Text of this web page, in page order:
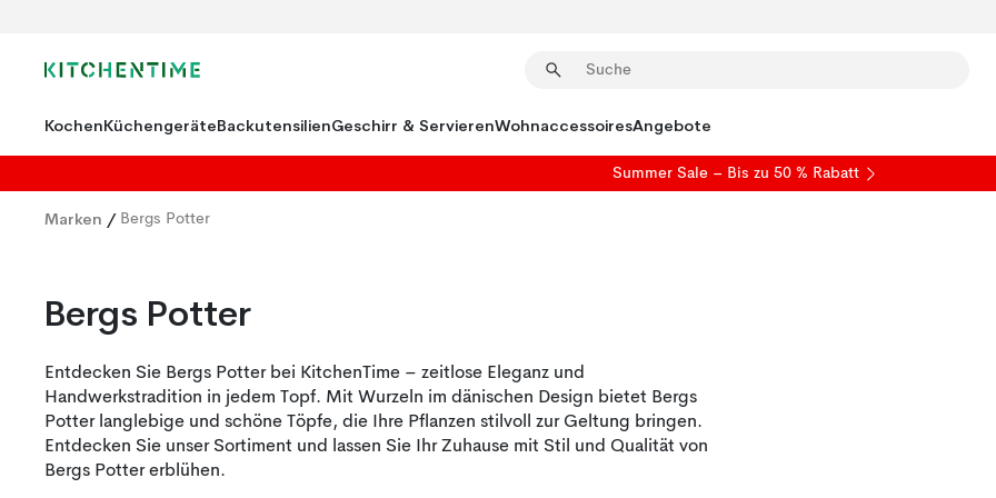
KochenKüchengeräteBackutensilienGeschirr & ServierenWohnaccessoiresAngebote
Summer Sale – Bis zu 50 % Rabatt
Marken / Bergs Potter
Bergs Potter
Entdecken Sie Bergs Potter bei KitchenTime – zeitlose Eleganz und
Handwerkstradition in jedem Topf. Mit Wurzeln im dänischen Design bietet Bergs
Potter langlebige und schöne Töpfe, die Ihre Pflanzen stilvoll zur Geltung bringen.
Entdecken Sie unser Sortiment und lassen Sie Ihr Zuhause mit Stil und Qualität von
Bergs Potter erblühen.